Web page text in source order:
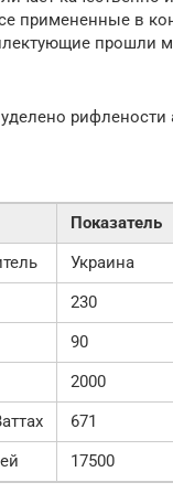
примененные в
прошли
Показатель
Украина
230
90
2000
671
17500